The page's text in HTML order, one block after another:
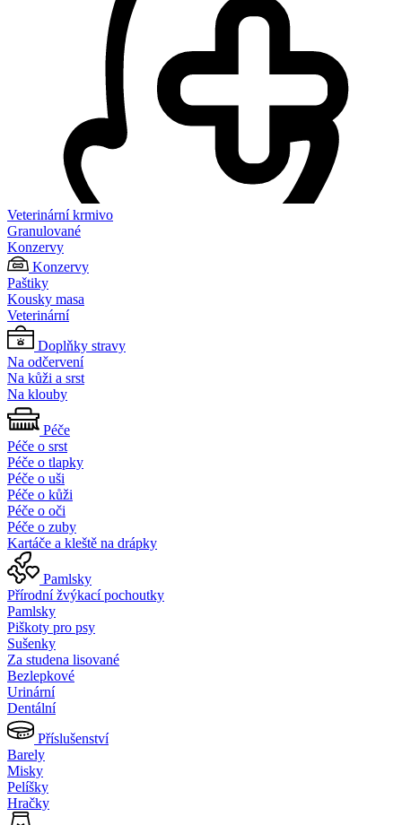
Veterinární krmivo
Granulované
Konzervy
Konzervy
Paštiky
Kousky masa
Veterinární
Doplňky stravy
Na odčervení
Na kůži a srst
Na klouby
Péče
Péče o srst
Péče o tlapky
Péče o uši
Péče o kůži
Péče o oči
Péče o zuby
Kartáče a kleště na drápky
Pamlsky
Přírodní žvýkací pochoutky
Pamlsky
Piškoty pro psy
Sušenky
Za studena lisované
Bezlepkové
Urinární
Dentální
Příslušenství
Barely
Misky
Pelíšky
Hračky